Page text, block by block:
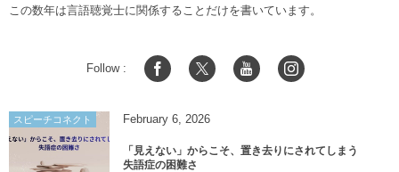
この数年は言語聴覚士に関係することだけを書いています。
Follow :
スピーチコネクト February 6 2026
「見えない」からこそ、置き去りにされてしまう
失語症の困難さ